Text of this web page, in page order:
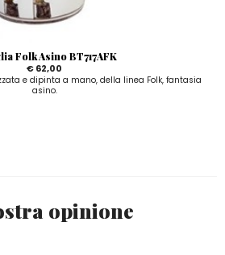
Folk Asino BT717AFK
€ 62,00
e dipinta a mano, della linea Folk, fantasia
asino.
opinione